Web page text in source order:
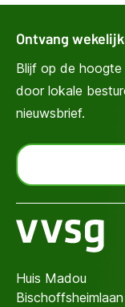
Ontvang
Blijf op de
door lokale
nieuwsbrief.
Huis Madou